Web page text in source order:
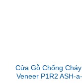
Cửa Gỗ Chống
Veneer P1R2 ASH-